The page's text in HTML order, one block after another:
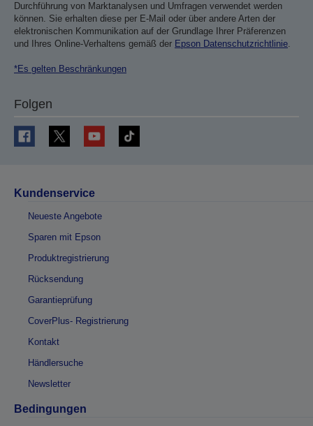
Durchführung von Marktanalysen und Umfragen verwendet werden
können. Sie erhalten diese per E-Mail oder über andere Arten der
elektronischen Kommunikation auf der Grundlage Ihrer Präferenzen
und Ihres Online-Verhaltens gemäß der Epson Datenschutzrichtlinie.
*Es gelten Beschränkungen
Folgen
Kundenservice
Neueste Angebote
Sparen mit Epson
Produktregistrierung
Rücksendung
Garantieprüfung
CoverPlus- Registrierung
Kontakt
Händlersuche
Newsletter
Bedingungen